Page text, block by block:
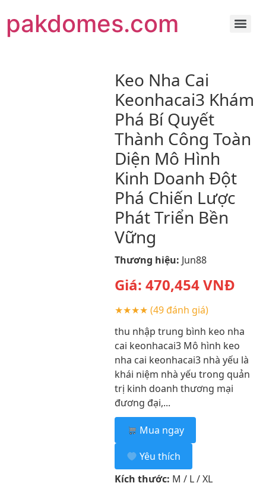
pakdomes.com
Keo Nha Cai
Keonhacai3 Khám
Phá Bí Quyết
Thành Công Toàn
Diện Mô Hình
Kinh Doanh Đột
Phá Chiến Lược
Phát Triển Bền
Vững
Thương hiệu: Jun88
Giá: 470,454VNĐ
★★★★ (49 đánh giá)
thu nhập trung bình keo nha
cai keonhacai3 Mô hình keo
nha cai keonhacai3 nhà yếu là
khái niệm nhà yếu trong quản
trị kinh doanh thương mại
đương đại,...
Mua ngay
Yêu thích
Kích thước: M / L / XL